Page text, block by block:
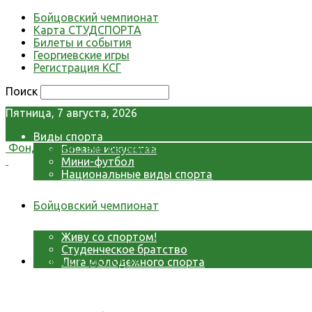
Бойцовский чемпионат
Карта СТУДСПОРТА
Билеты и события
Георгиевские игры
Регистрация КСГ
Поиск
Пятница, 7 августа, 2026
Виды спорта
Боевые искусства
Мини-футбол
Национальные виды спорта
Фото
СМИ о нас
Живу со спортом!
Студенческое братство
Лига молодежного спорта
Фонд содействия развитию студенческих спортивных
Бойцовский чемпионат
Карта СТУДСПОРТА